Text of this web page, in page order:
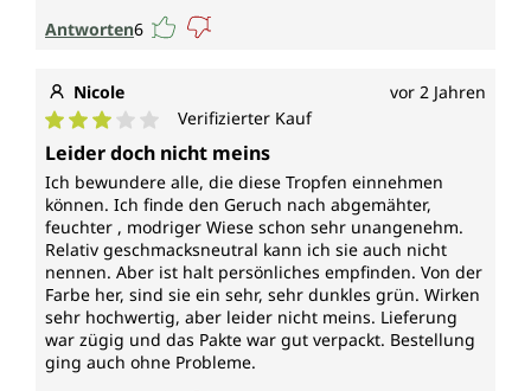
Antworten6
Nicole vor 2 Jahren
Durchschnittliche Bewertung von 3 von 5 Sternen
Verifizierter Kauf
Leider doch nicht meins
Ich bewundere alle, die diese Tropfen einnehmen
können. Ich finde den Geruch nach abgemähter,
feuchter , modriger Wiese schon sehr unangenehm.
Relativ geschmacksneutral kann ich sie auch nicht
nennen. Aber ist halt persönliches empfinden. Von der
Farbe her, sind sie ein sehr, sehr dunkles grün. Wirken
sehr hochwertig, aber leider nicht meins. Lieferung
war zügig und das Pakte war gut verpackt. Bestellung
ging auch ohne Probleme.